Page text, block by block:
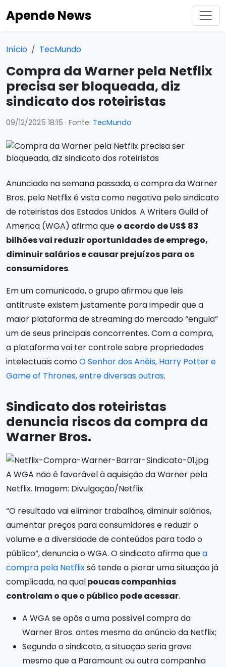
Apende News
Início TecMundo
Compra da Warner pela Netflix
precisa ser bloqueada, diz
sindicato dos roteiristas
09/12/2025 18:15 · Fonte: TecMundo
Anunciada na semana passada, a compra da Warner
Bros. pela Netflix é vista como negativa pelo sindicato
de roteiristas dos Estados Unidos. A Writers Guild of
America (WGA) afirma que o acordo de US$ 83
bilhões vai reduzir oportunidades de emprego,
diminuir salários e causar prejuízos para os
consumidores.
Em um comunicado, o grupo afirmou que leis
antitruste existem justamente para impedir que a
maior plataforma de streaming do mercado “engula”
um de seus principais concorrentes. Com a compra,
a plataforma vai ter controle sobre propriedades
intelectuais comoO Senhor dos Anéis, Harry Potter e
Game of Thrones, entre diversas outras.
Sindicato dos roteiristas
denuncia riscos da compra da
Warner Bros.
A WGA não é favorável à aquisição da Warner pela
Netflix. Imagem: Divulgação/Netflix
“O resultado vai eliminar trabalhos, diminuir salários,
aumentar preços para consumidores e reduzir o
volume e a diversidade de conteúdos para todo o
público”, denuncia o WGA. O sindicato afirma quea
compra pela Netflixsó tende a piorar uma situação já
complicada, na qualpoucas companhias
controlam o que o público pode acessar.
A WGA se opôs a uma possível compra da
Warner Bros. antes mesmo do anúncio da Netflix;
Segundo o sindicato, a situação seria grave
mesmo que a Paramount ou outra companhia